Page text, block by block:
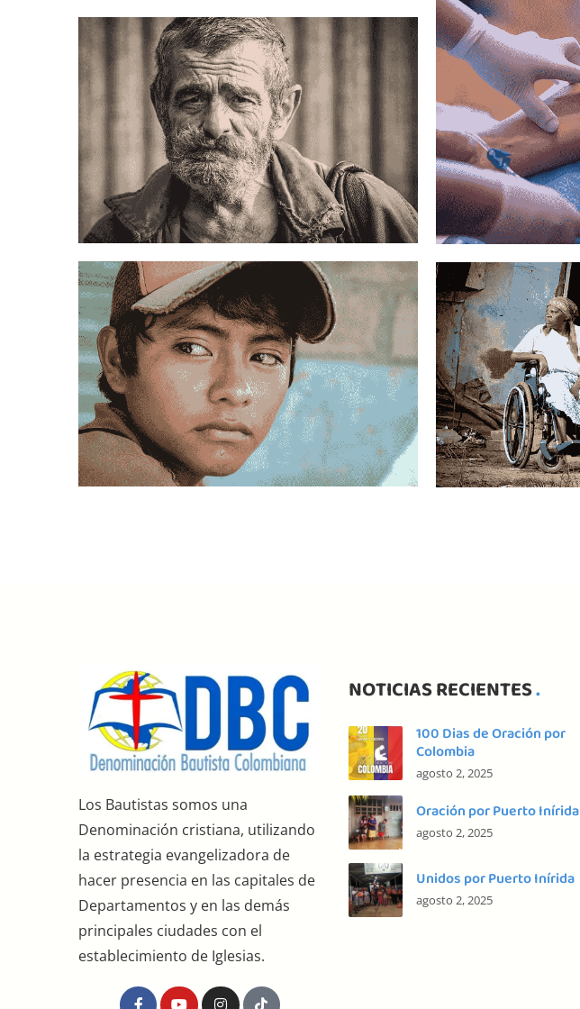
Los Bautistas somos una
Denominación cristiana, utilizando
la estrategia evangelizadora de
hacer presencia en las capitales de
Departamentos y en las demás
principales ciudades con el
establecimiento de Iglesias.
NOTICIAS RECIENTES
100 Dias de Oración por
Colombia
agosto 2, 2025
Oración por Puerto Inírida
agosto 2, 2025
Unidos por Puerto Inírida
agosto 2, 2025